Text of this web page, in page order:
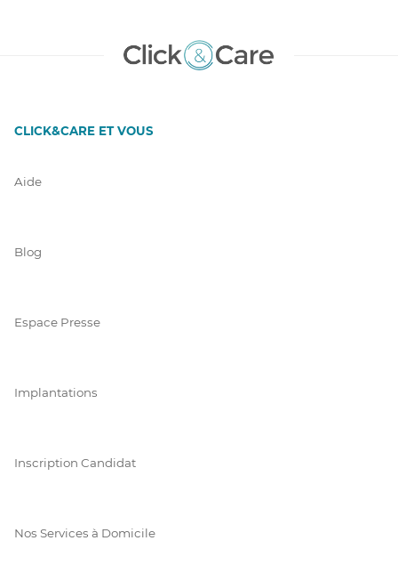
CLICK&CARE ET VOUS
Aide
Blog
Espace Presse
Implantations
Inscription Candidat
Nos Services à Domicile